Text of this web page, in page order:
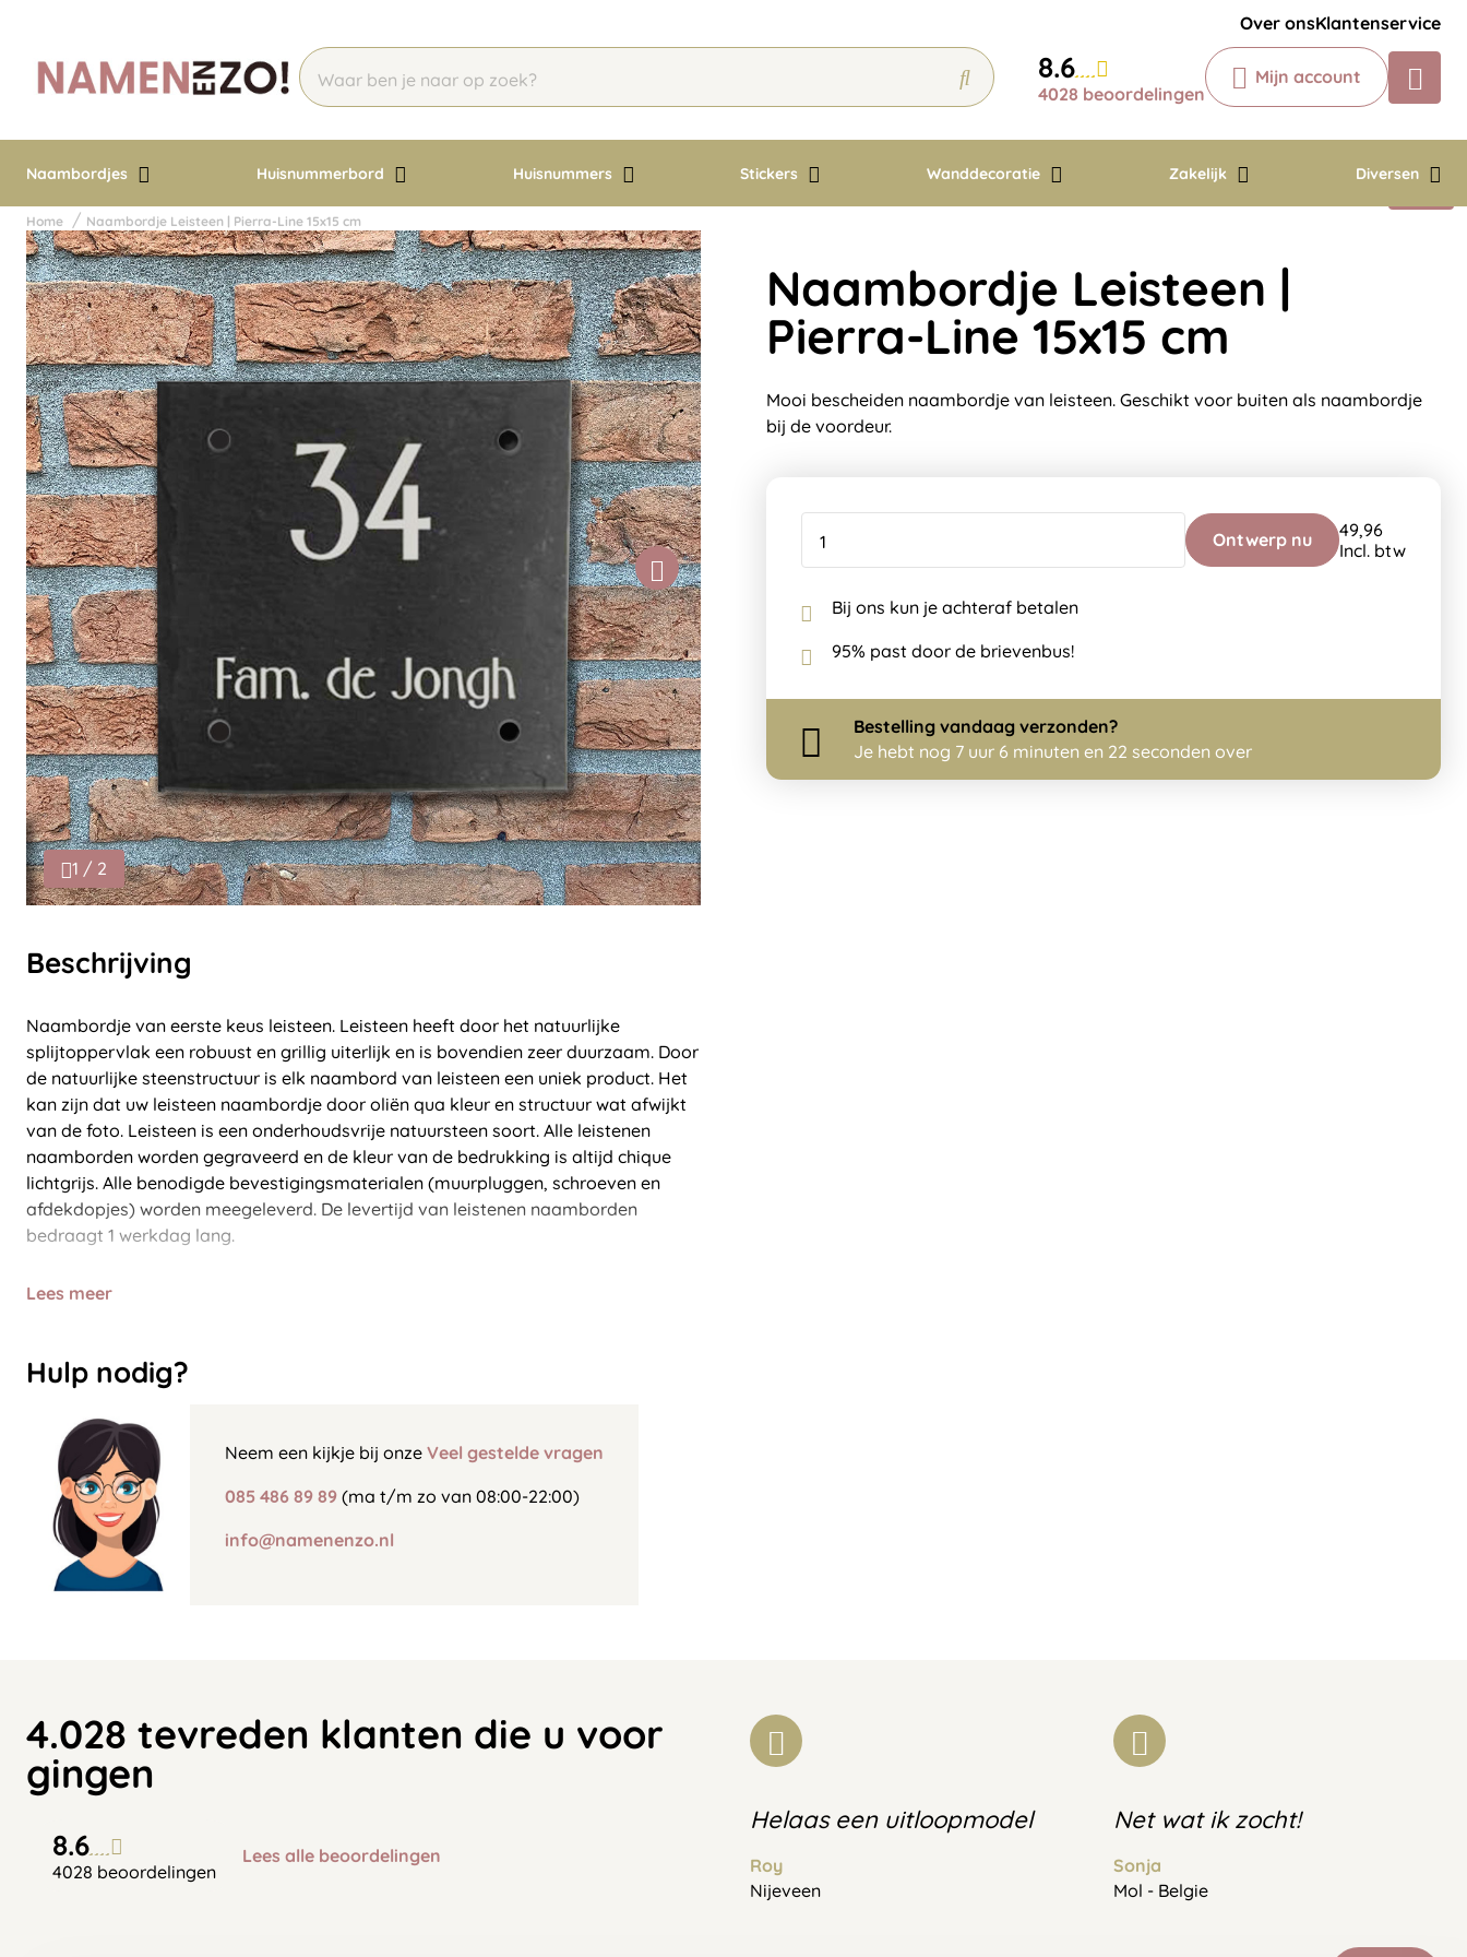
Over onsKlantenservice
8.6
4028 beoordelingen
Mijn account
Naambordjes Huisnummerbord Huisnummers Stickers Wanddecoratie Zakelijk Diversen
Chatbot
Chat 24/7 met onze chatbot voor
Contact
Home Naambordje Leisteen | Pierra-Line 15x15 cm
1 / 2
Beschrijving
Naambordje van eerste keus leisteen. Leisteen heeft door het natuurlijke
splijtoppervlak een robuust en grillig uiterlijk en is bovendien zeer duurzaam. Door
de natuurlijke steenstructuur is elk naambord van leisteen een uniek product. Het
kan zijn dat uw leisteen naambordje door oliën qua kleur en structuur wat afwijkt
van de foto. Leisteen is een onderhoudsvrije natuursteen soort. Alle leistenen
naamborden worden gegraveerd en de kleur van de bedrukking is altijd chique
lichtgrijs. Alle benodigde bevestigingsmaterialen (muurpluggen, schroeven en
afdekdopjes) worden meegeleverd. De levertijd van leistenen naamborden
bedraagt 1 werkdag lang.
Lees meer
Hulp nodig?
Neem een kijkje bij onze Veel gestelde vragen
085 486 89 89 (ma t/m zo van 08:00-22:00)
info@namenenzo.nl
Naambordje Leisteen |
Pierra-Line 15x15 cm
Mooi bescheiden naambordje van leisteen. Geschikt voor buiten als naambordje
bij de voordeur.
Ontwerp nu
49,96
Incl. btw
Bij ons kun je achteraf betalen
95% past door de brievenbus!
Bestelling vandaag verzonden?
Je hebt nog 7 uur 6 minuten en 21 seconden over
4.028 tevreden klanten die u voor
gingen
8.6
4028 beoordelingen
Lees alle beoordelingen
Helaas een uitloopmodel
Roy
Nijeveen
Net wat ik zocht!
Sonja
Mol - Belgie